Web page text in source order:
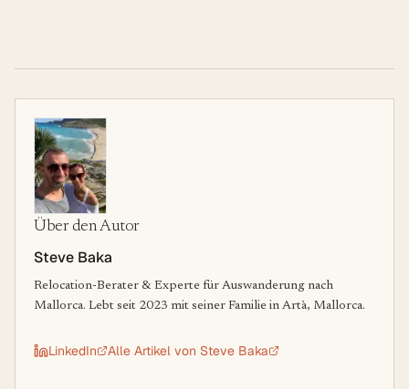
Über den Autor
Steve Baka
Relocation-Berater & Experte für Auswanderung nach
Mallorca. Lebt seit 2023 mit seiner Familie in Artà, Mallorca.
LinkedIn Alle Artikel von Steve Baka